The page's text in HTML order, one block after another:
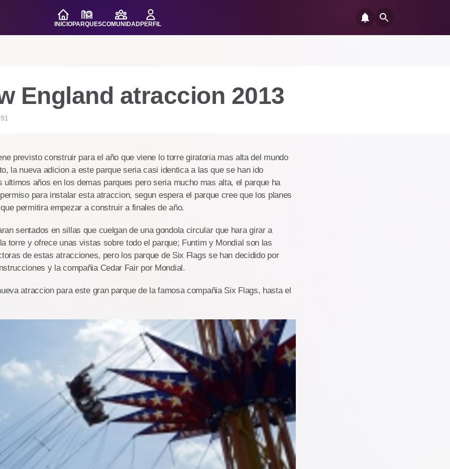
INICIOPARQUESCOMUNIDADPERFIL
England atraccion 2013
previsto construir para el año que viene lo torre giratoria mas alta del mundo
la nueva adicion a este parque seria casi identica a las que se han ido
ultimos años en los demas parques pero seria mucho mas alta, el parque ha
para instalar esta atraccion, segun espera el parque cree que los planes
permitira empezar a construir a finales de año.
sentados en sillas que cuelgan de una gondola circular que hara girar a
torre y ofrece unas vistas sobre todo el parque; Funtim y Mondial son las
de estas atracciones, pero los parque de Six Flags se han decidido por
y la compañia Cedar Fair por Mondial.
atraccion para este gran parque de la famosa compañia Six Flags, hasta el